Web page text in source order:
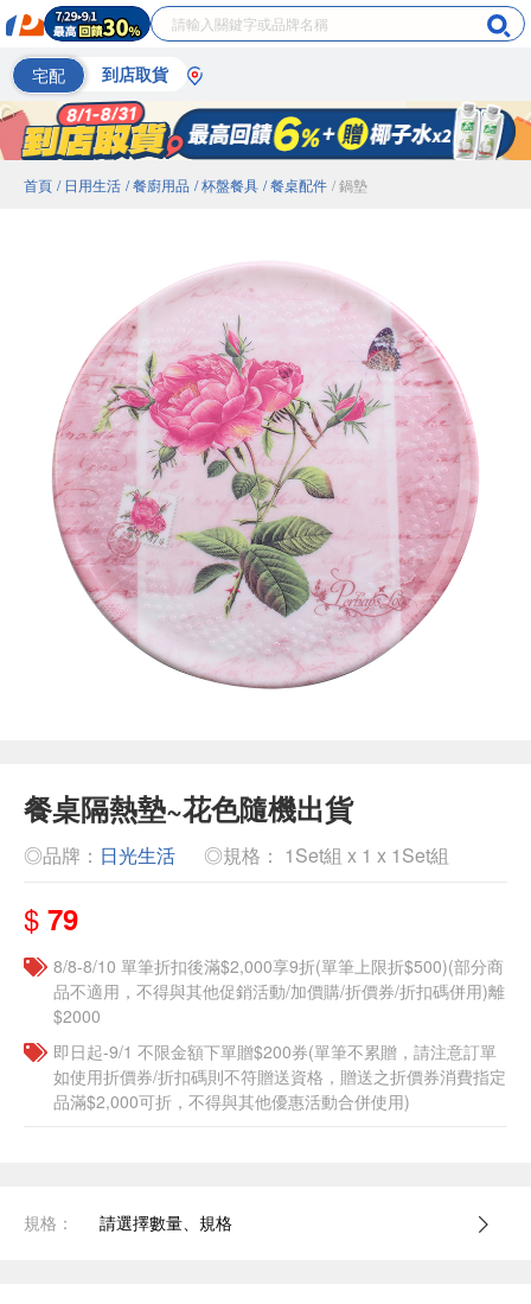
宅配 到店取貨
首頁 / 日用生活 / 餐廚用品 / 杯盤餐具 / 餐桌配件 / 鍋墊
餐桌隔熱墊~花色隨機出貨
◎品牌： 日光生活 ◎規格： 1Set組 x 1 x 1Set組
$ 79
8/8-8/10 單筆折扣後滿$2,000享9折(單筆上限折$500)(部分商
品不適用，不得與其他促銷活動/加價購/折價券/折扣碼併用)離
$2000
即日起-9/1 不限金額下單贈$200券(單筆不累贈，請注意訂單
如使用折價券/折扣碼則不符贈送資格，贈送之折價券消費指定
品滿$2,000可折，不得與其他優惠活動合併使用)
規格： 請選擇數量、規格